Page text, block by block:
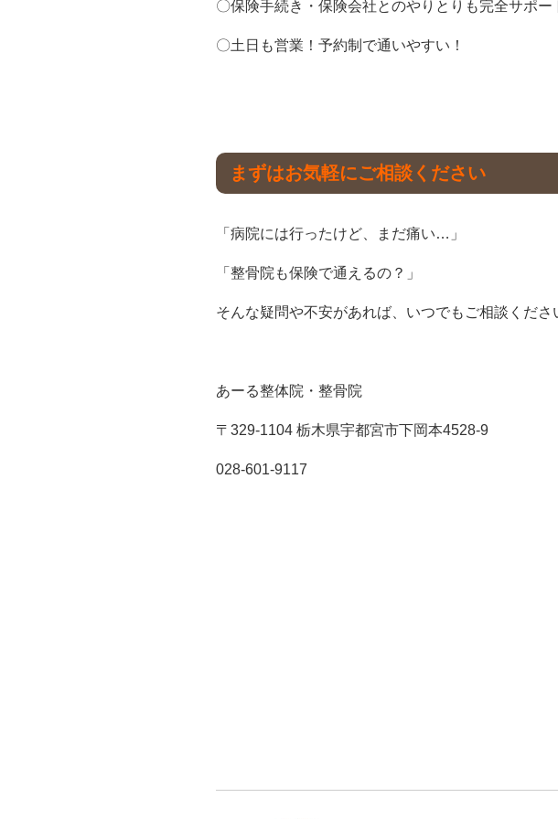
〇保険手続き・保険会社とのやりとりも完全サポー
〇土日も営業！予約制で通いやすい！
まずはお気軽にご相談ください
「病院には行ったけど、まだ痛い…」
「整骨院も保険で通えるの？」
そんな疑問や不安があれば、いつでもご相談くださ
あーる整体院・整骨院
〒329-1104 栃木県宇都宮市下岡本4528-9
028-601-9117